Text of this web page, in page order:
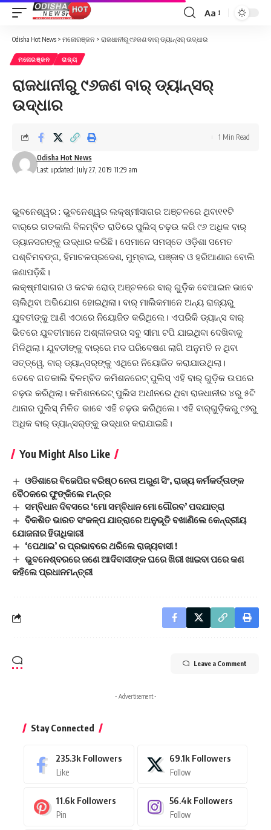
Font
Aa
Odisha Hot News > ମନୋରଞ୍ଜନ > ରାଜଧାନୀରୁ ୯୬ଜଣ ବାର୍ ଡ୍ୟାନ୍‌ସର୍‌ ଉଦ୍ଧାର
ମନୋରଞ୍ଜନ ରାଜ୍ୟ
ରାଜଧାନୀରୁ ୯୬ଜଣ ବାର୍ ଡ୍ୟାନ୍‌ସର୍‌
ଉଦ୍ଧାର
Last updated: July 27, 2019 11:29 am
Odisha Hot News
1 Min Read
ଭୁବନେଶ୍ୱର : ଭୁବନେଶ୍ୱର ଲକ୍ଷ୍ମୀସାଗର ଅଞ୍ଚଳରେ ଥିବା୧୧ଟି
ବାର୍‌ରେ ଗତକାଲି ବିଳମ୍ବିତ ରାତିରେ ପୁଲିସ୍‌ ଚଢ଼ଉ କରି ୯୬ ଅଧିକ ବାର୍
ଡ୍ୟାନସରଙ୍କୁ ଉଦ୍ଧାର କରିଛି। ସେମାନେ ସମସ୍ତେ ଓଡ଼ିଶା ସମେତ
ପଶ୍ଚିମବଙ୍ଗ, ହିମାଚଳପ୍ରଦେଶ, ମୁମ୍ବାଇ, ପଞ୍ଜାବ ଓ ହରିଆଣାର ବୋଲି
ଜଣାପଡ଼ିଛି।
ଲକ୍ଷ୍ମୀସାଗର ଓ କଟକ ରୋଡ୍‌ ଅଞ୍ଚଳରେ ବାର୍ ଗୁଡ଼ିକ ବେଆଇନ ଭାବେ
ଚାଲିଥିବା ଅଭିଯୋଗ ହୋଇଥିଲା। ବାର୍ ମାଲିକମାନେ ଅନ୍ୟ ରାଜ୍ୟରୁ
ଯୁବତୀଙ୍କୁ ଆଣି ଏଠାରେ ନିୟୋଜିତ କରିଥିଲେ। ଏପରିକି ଡ୍ୟାନ୍ସ ବାର୍
ଭିତରେ ଯୁବତୀମାନେ ଅଶ୍ଳୀଳତାର ସବୁ ସୀମା ଟପି ଯାଇଥିବା ଦେଖିବାକୁ
ମିଳିଥିଲା। ଯୁବତୀଙ୍କୁ ବାର୍‌ରେ ମଦ ପରିବେଷଣ ଲାଗି ଅନୁମତି ନ ଥିବା
ସତ୍ତ୍ୱେ, ବାର୍ ଡ୍ୟାନ୍‌ସର୍‌ଙ୍କୁ ଏଥିରେ ନିୟୋଜିତ କରାଯାଉଥିଲା।
ତେବେ ଗତକାଲି ବିଳମ୍ବିତ କମିଶନରେଟ୍‌ ପୁଲିସ୍‌ ଏହି ବାର୍‌ ଗୁଡ଼ିକ ଉପରେ
ଚଢ଼ଉ କରିଥିଲା। କମିଶନରେଟ୍ ପୁଲିସ ଅଧୀନରେ ଥିବା ରାଜଧାନୀର ୪ରୁ ୫ଟି
ଥାନାର ପୁଲିସ୍‌ ମିଳିତ ଭାବେ ଏହି ଚଢ଼ଉ କରିଥିଲେ। ଏହି ବାର୍‌ଗୁଡ଼ିକରୁ ୯୬ରୁ
ଅଧିକ ବାର୍‌ ଡ୍ୟାନ୍‌ସର୍‌ଙ୍କୁ ଉଦ୍ଧାର କରାଯାଇଛି।
You Might Also Like
ଓଡିଶାରେ ବିଜେପିର ବରିଷ୍ଠ ନେତା ଅରୁଣ ସିଂ, ରାଜ୍ୟ କର୍ମକର୍ତ୍ତାଙ୍କ
ବୈଠକରେ ଫୁଙ୍କିଲେ ମନ୍ତ୍ର
ସମ୍ବିଧାନ ଦିବସରେ ‘ମୋ ସମ୍ବିଧାନ ମୋ ଗୌରବ’ ପଦଯାତ୍ରା
ବିକଶିତ ଭାରତ ସଂକଳ୍ପ ଯାତ୍ରାରେ ଅନୁଭୂତି ବଖାଣିଲେ କେନ୍ଦ୍ରୀୟ
ଯୋଜନାର ହିତାଧିକାରୀ
‘ପେଥାଇ’ ର ପ୍ରଭାବରେ ଥରିଲେ ରାଜ୍ୟବାସୀ !
ଭୁବନେଶ୍ବରରେ ଜଣେ ଆଦିବାସୀଙ୍କ ଘରେ ଖିରୀ ଖାଇବା ପରେ କଣ
କହିଲେ ପ୍ରଧାନମନ୍ତ୍ରୀ
Leave a Comment
- Advertisement -
Stay Connected
235.3k Followers
Like
69.1k Followers
Follow
11.6k Followers
Pin
56.4k Followers
Follow